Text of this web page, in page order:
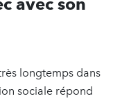
longtemps dans
sociale répond